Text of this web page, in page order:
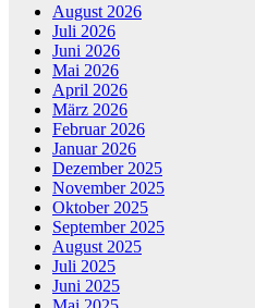
August 2026
Juli 2026
Juni 2026
Mai 2026
April 2026
März 2026
Februar 2026
Januar 2026
Dezember 2025
November 2025
Oktober 2025
September 2025
August 2025
Juli 2025
Juni 2025